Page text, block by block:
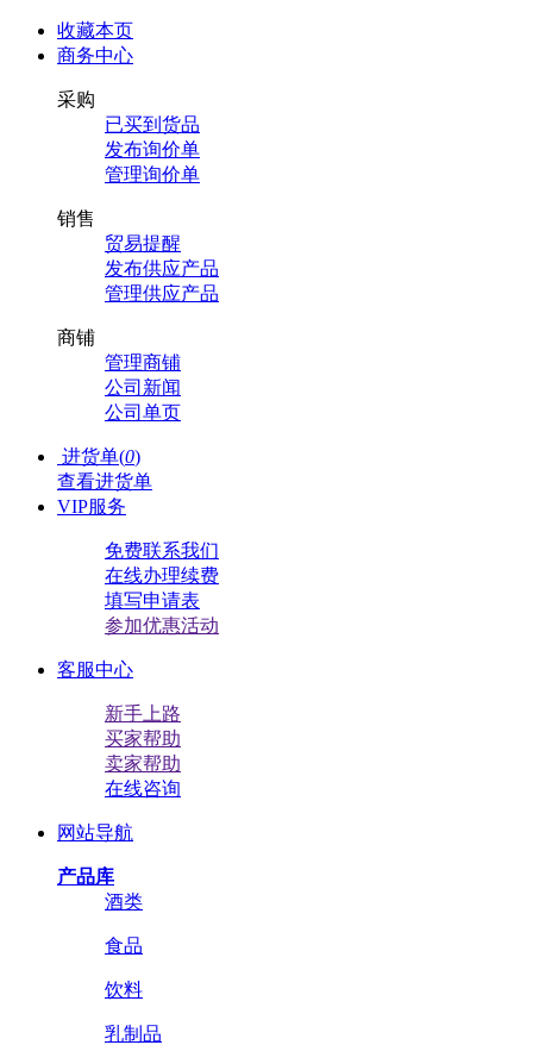
收藏本页
商务中心
采购
已买到货品
发布询价单
管理询价单
销售
贸易提醒
发布供应产品
管理供应产品
商铺
管理商铺
公司新闻
公司单页
进货单(0)
查看进货单
VIP服务
免费联系我们
在线办理续费
填写申请表
参加优惠活动
客服中心
新手上路
买家帮助
卖家帮助
在线咨询
网站导航
产品库
酒类
食品
饮料
乳制品